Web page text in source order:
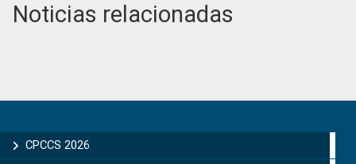
Noticias relacionadas
Sidebar
CPCCS 2026